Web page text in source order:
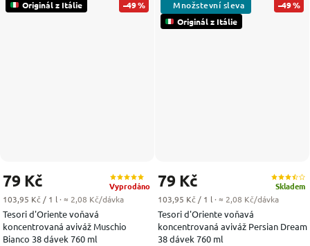
Originál z Itálie –49 %
Tesori d'Oriente voňavá
koncentrovaná aviváž Muschio
Bianco 38 dávek 760 ml
Vyprodáno
79 Kč
Měrná cena:
103,95 Kč / 1 l · ≈ 2,08 Kč/dávka
Originál z Itálie
–49 %
Tesori d'Oriente voňavá
koncentrovaná aviváž Persian Dream
38 dávek 760 ml
Skladem
79 Kč
Měrná cena:
103,95 Kč / 1 l · ≈ 2,08 Kč/dávka